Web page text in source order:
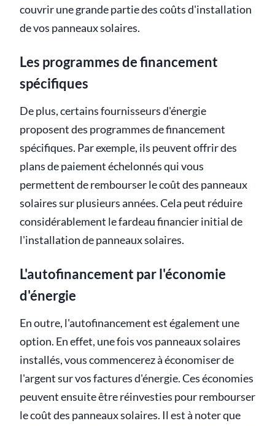
couvrir une grande partie des coûts d'installation
de vos panneaux solaires.
Les programmes de financement
spécifiques
De plus, certains fournisseurs d'énergie
proposent des programmes de financement
spécifiques. Par exemple, ils peuvent offrir des
plans de paiement échelonnés qui vous
permettent de rembourser le coût des panneaux
solaires sur plusieurs années. Cela peut réduire
considérablement le fardeau financier initial de
l'installation de panneaux solaires.
L'autofinancement par l'économie
d'énergie
En outre, l'autofinancement est également une
option. En effet, une fois vos panneaux solaires
installés, vous commencerez à économiser de
l'argent sur vos factures d'énergie. Ces économies
peuvent ensuite être réinvesties pour rembourser
le coût des panneaux solaires. Il est à noter que